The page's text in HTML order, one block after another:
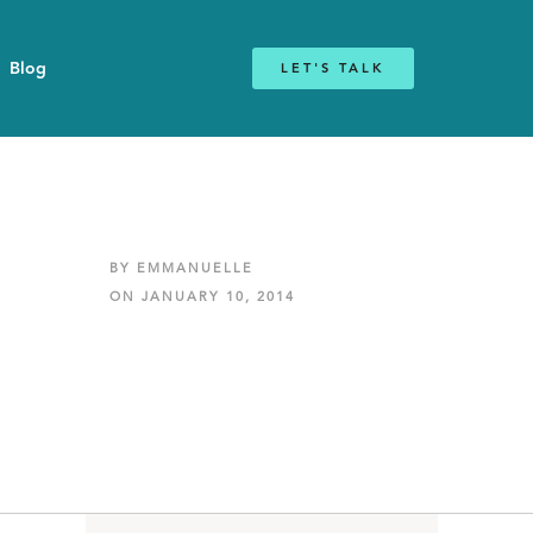
Blog LET'S TALK
BY EMMANUELLE
ON JANUARY 10, 2014